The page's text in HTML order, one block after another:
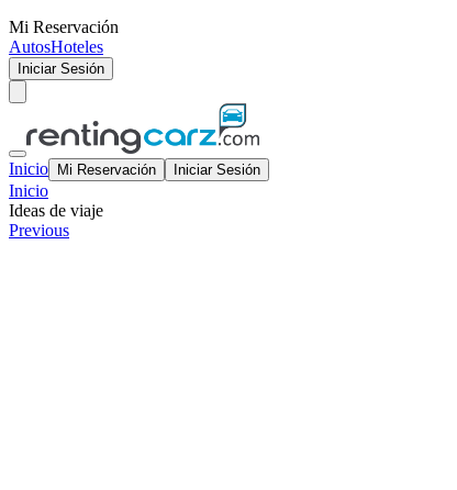
Mi Reservación
AutosHoteles
Iniciar Sesión
Inicio Mi Reservación Iniciar Sesión
Inicio
Ideas de viaje
Previous